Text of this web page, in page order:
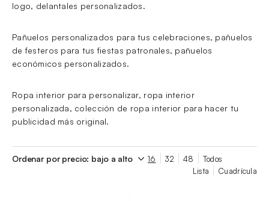
logo, delantales personalizados.
Pañuelos personalizados para tus celebraciones, pañuelos
de festeros para tus fiestas patronales, pañuelos
económicos personalizados.
Ropa interior para personalizar, ropa interior
personalizada, colección de ropa interior para hacer tu
publicidad más original.
16 32 48
Todos
Lista
Cuadrícula